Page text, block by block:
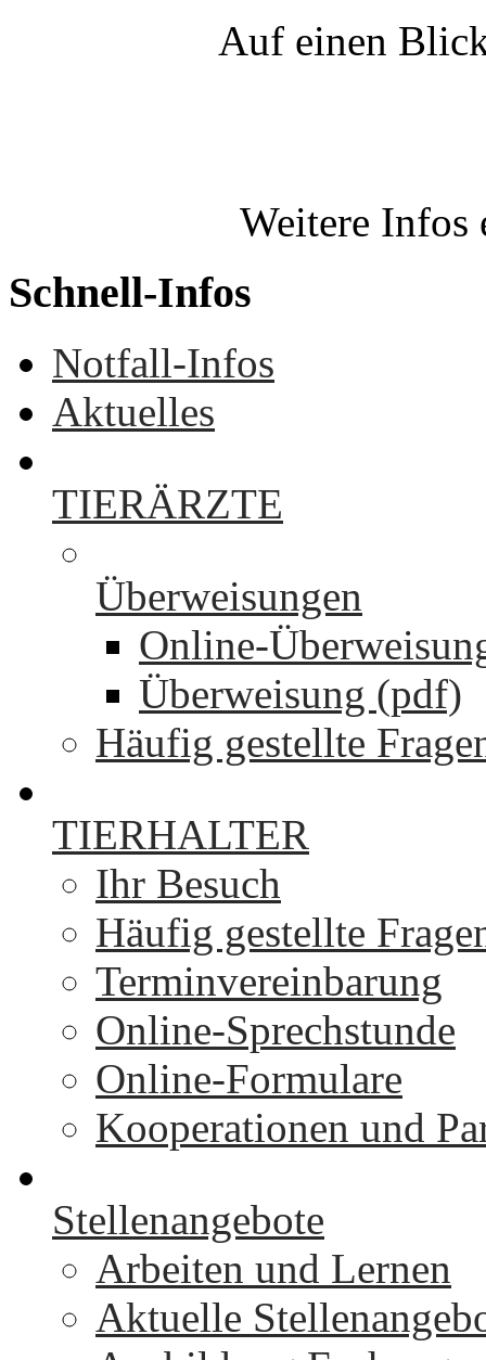
Auf einen
Weitere Infos
Schnell-Infos
Notfall-Infos
Aktuelles
TIERÄRZTE
Überweisungen
Online-
Überweisung (pdf)
Häufig gestellte
TIERHALTER
Ihr Besuch
Häufig gestellte
Terminvereinbarung
Online-Sprechstunde
Online-Formulare
Kooperationen und
Stellenangebote
Arbeiten und Lernen
Aktuelle